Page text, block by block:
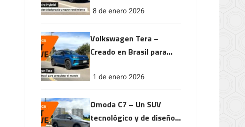
rendimiento
8 de enero 2026
Volkswagen Tera –
Creado en Brasil para
1 de enero 2026
Omoda C7 – Un SUV
tecnológico y de diseño